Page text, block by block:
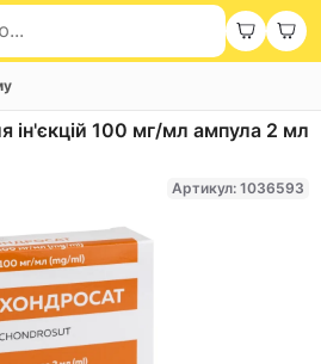
ін'єкцій 100 мг/мл ампула 2 мл
Артикул: 1036593